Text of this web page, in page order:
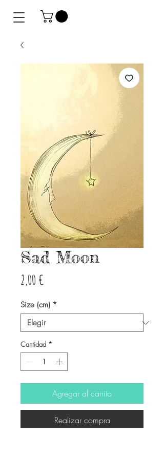
Sad Moon
2,00 €
Size (cm) *
Cantidad *
Agregar al carrito
Realizar compra